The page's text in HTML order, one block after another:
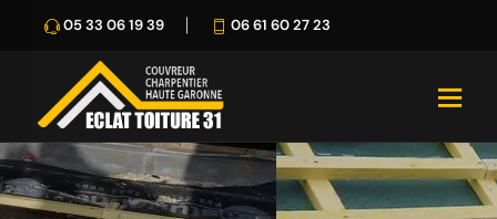
05 33 06 19 39 06 61 60 27 23